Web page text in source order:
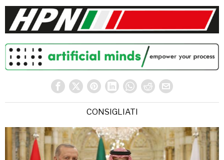
CONSIGLIATI